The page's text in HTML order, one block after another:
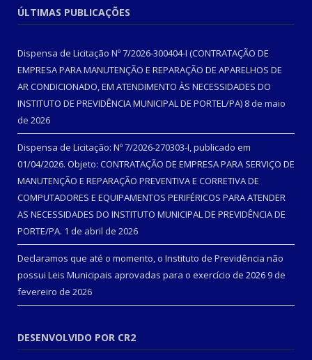
ÚLTIMAS PUBLICAÇÕES
Dispensa de Licitação Nº 7/2026-300404-I (CONTRATAÇÃO DE
EMPRESA PARA MANUTENÇÃO E REPARAÇÃO DE APARELHOS DE
AR CONDICIONADO, EM ATENDIMENTO ÀS NECESSIDADES DO
INSTITUTO DE PREVIDÊNCIA MUNICIPAL DE PORTEL/PA) 8 de maio
de 2026
Dispensa de Licitação: Nº 7/2026-270303-I, publicado em
01/04/2026. Objeto: CONTRATAÇÃO DE EMPRESA PARA SERVIÇO DE
MANUTENÇÃO E REPARAÇÃO PREVENTIVA E CORRETIVA DE
COMPUTADORES E EQUIPAMENTOS PERIFÉRICOS PARA ATENDER
AS NECESSIDADES DO INSTITUTO MUNICIPAL DE PREVIDÊNCIA DE
PORTE/PA. 1 de abril de 2026
Declaramos que até o momento, o Instituto de Previdência não
possui Leis Municipais aprovadas para o exercício de 2026 9 de
fevereiro de 2026
DESENVOLVIDO POR CR2